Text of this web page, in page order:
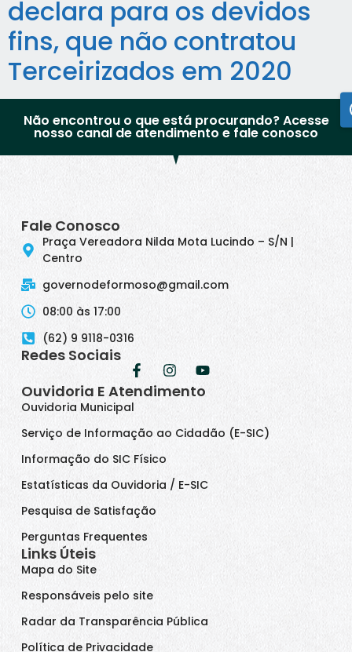
declara para os devidos
fins, que não contratou
Terceirizados em 2020
Não encontrou o que está procurando? Acesse
nosso canal de atendimento e fale conosco
Fale Conosco
Praça Vereadora Nilda Mota Lucindo – S/N |
Centro
governodeformoso@gmail.com
08:00 às 17:00
(62) 9 9118-0316
Redes Sociais
Ouvidoria E Atendimento
Ouvidoria Municipal
Serviço de Informação ao Cidadão (E-SIC)
Informação do SIC Físico
Estatísticas da Ouvidoria / E-SIC
Pesquisa de Satisfação
Perguntas Frequentes
Links Úteis
Mapa do Site
Responsáveis pelo site
Radar da Transparência Pública
Política de Privacidade